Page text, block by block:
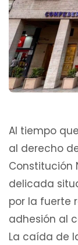
Al tiempo
al derecho
Constitución
delicada
por la fuerte
adhesión al
La caída de